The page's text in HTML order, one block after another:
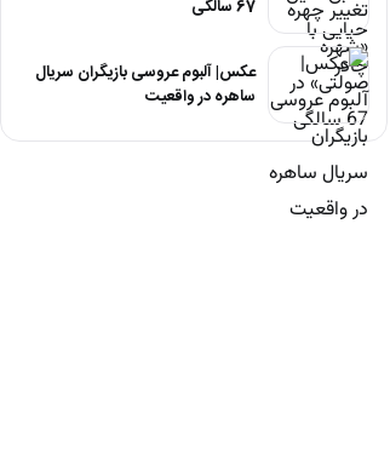
67 سالگی
عکس| آلبوم عروسی بازیگران سریال
ساهره در واقعیت